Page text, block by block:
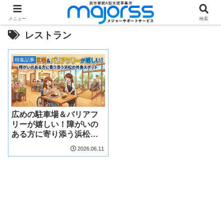
レストラン
特集記事
広めの駐車場＆バリアフ
リーが嬉しい！障がいの
ある方に寄り添う浜松の
2026.06.11
メニュー 検索